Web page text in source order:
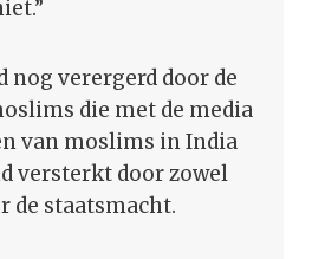
nog verergerd door de
die met de media
van moslims in India
versterkt door zowel
de staatsmacht.